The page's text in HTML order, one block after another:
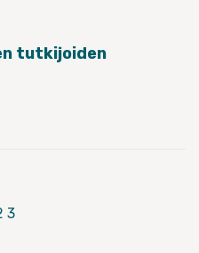
tutkijoiden
3